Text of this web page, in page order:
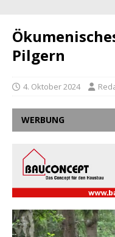
Pilgern
4. Oktober 2024
WERBUNG